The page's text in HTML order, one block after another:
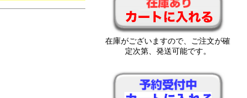
在庫がございますので、ご注文が確
定次第、発送可能です。